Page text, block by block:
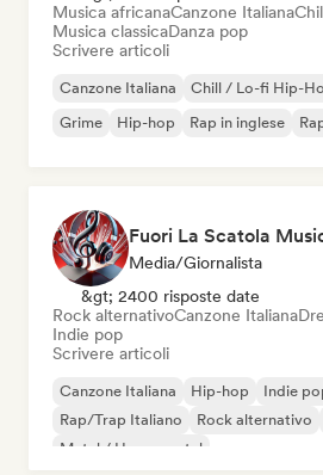
Musica africanaCanzone Italiana
Musica classicaDanza pop
Scrivere articoli
Canzone Italiana Chill / Lo-fi Hip-
Grime
Hip-hop Rap in inglese
Fuori La Scatola
Media/Giornalista
&gt; 2400 risposte date
Rock alternativoCanzone Italiana
Indie pop
Scrivere articoli
Canzone Italiana Hip-hop Indie
Rap/Trap Italiano
Rock alternativo
Metal / Heavy metal